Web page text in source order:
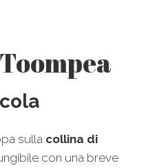
sulla collina di
con una breve